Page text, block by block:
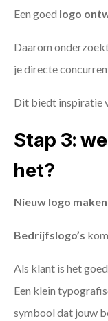
Een goed logo
Daarom
je directe
Dit biedt inspiratie
Stap 3:
het?
Nieuw logo
Bedrijfslogo’s
Als klant is het
Een klein
symbool dat jouw